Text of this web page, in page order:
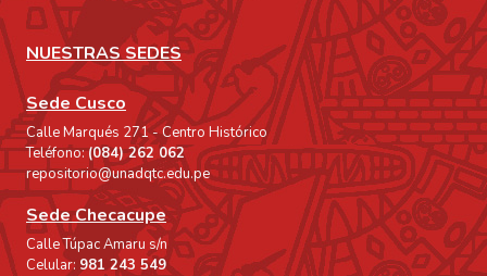
NUESTRAS SEDES
Sede Cusco
Calle Marqués 271 - Centro Histórico
Teléfono:(084) 262 062
repositorio@unadqtc.edu.pe
Sede Checacupe
Calle Túpac Amaru s/n
Celular: 981 243 549